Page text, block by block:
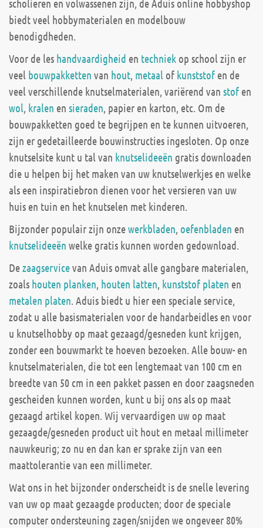
scholieren en volwassenen zijn, de Aduis online hobbyshop
biedt veel hobbymaterialen en modelbouw
benodigdheden.
Voor de les handvaardigheid en techniek op school zijn er
veel bouwpakketten van hout, metaal of kunststof en de
veel verschillende knutselmaterialen, variërend van stof en
wol, kralen en sieraden, papier en karton, etc. Om de
bouwpakketten goed te begrijpen en te kunnen uitvoeren,
zijn er gedetailleerde bouwinstructies ingesloten. Op onze
knutselsite kunt u tal van knutselideeën gratis downloaden
die u helpen bij het maken van uw knutselwerkjes en welke
als een inspiratiebron dienen voor het versieren van uw
huis en tuin en het knutselen met kinderen.
Bijzonder populair zijn onzewerkbladen, oefenbladen en
knutselideeën welke gratis kunnen worden gedownload.
Dezaagservicevan Aduis omvat alle gangbare materialen,
zoals houten planken, houten latten, kunststof platen en
metalen platen. Aduis biedt u hier een speciale service,
zodat u alle basismaterialen voor de handarbeidles en voor
u knutselhobby op maat gezaagd/gesneden kunt krijgen,
zonder een bouwmarkt te hoeven bezoeken. Alle bouw- en
knutselmaterialen, die tot een lengtemaat van 100 cm en
breedte van 50 cm in een pakket passen en door zaagsneden
gescheiden kunnen worden, kunt u bij ons als op maat
gezaagd artikel kopen. Wij vervaardigen uw op maat
gezaagde/gesneden product uit hout en metaal millimeter
nauwkeurig; zo nu en dan kan er sprake zijn van een
maattolerantie van een millimeter.
Wat ons in het bijzonder onderscheidt is de snelle levering
van uw op maat gezaagde producten; door de speciale
computer ondersteuning zagen/snijden we ongeveer 80%